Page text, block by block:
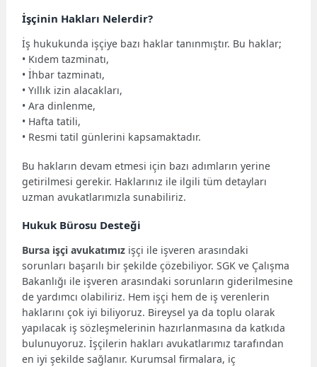
İşçinin Hakları Nelerdir?
İş hukukunda işçiye bazı haklar tanınmıştır. Bu haklar;
• Kıdem tazminatı,
• İhbar tazminatı,
• Yıllık izin alacakları,
• Ara dinlenme,
• Hafta tatili,
• Resmi tatil günlerini kapsamaktadır.
Bu hakların devam etmesi için bazı adımların yerine
getirilmesi gerekir. Haklarınız ile ilgili tüm detayları
uzman avukatlarımızla sunabiliriz.
Hukuk Bürosu Desteği
Bursa işçi avukatımız işçi ile işveren arasındaki
sorunları başarılı bir şekilde çözebiliyor. SGK ve Çalışma
Bakanlığı ile işveren arasındaki sorunların giderilmesine
de yardımcı olabiliriz. Hem işçi hem de iş verenlerin
haklarını çok iyi biliyoruz. Bireysel ya da toplu olarak
yapılacak iş sözleşmelerinin hazırlanmasına da katkıda
bulunuyoruz. İşçilerin hakları avukatlarımız tarafından
en iyi şekilde sağlanır. Kurumsal firmalara, iç